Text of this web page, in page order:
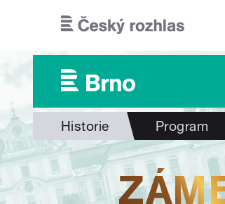
Historie Program